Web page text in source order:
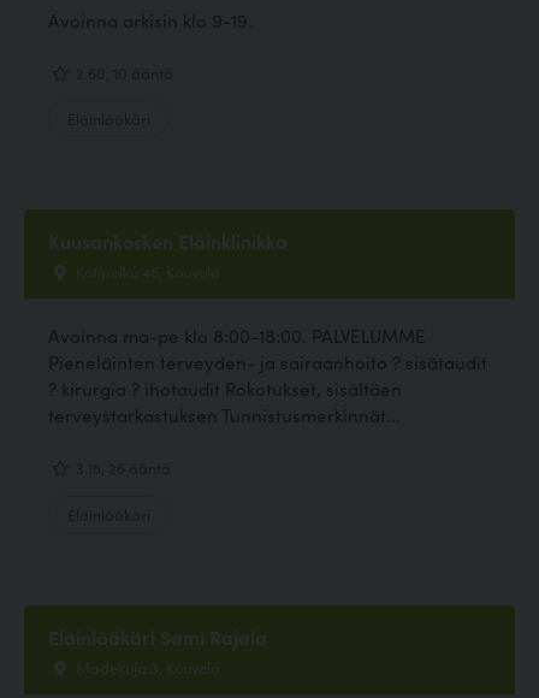
Avoinna arkisin klo 9-19.
Kuusankosken Eläinklinikka
Kotipolku 46, Kouvola
Avoinna ma-pe klo 8:00-18:00. PALVELUMME
Pieneläinten terveyden- ja sairaanhoito ? sisätaudit
? kirurgia ? ihotaudit Rokotukset, sisältäen
terveystarkastuksen Tunnistusmerkinnät...
Eläinlääkäri Sami Rajala
Madekuja 3, Kouvola